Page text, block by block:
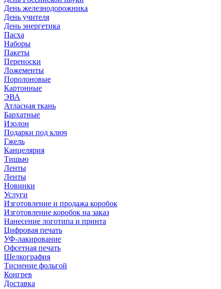
День железнодорожника
День учителя
День энергетика
Пасха
Наборы
Пакеты
Переноски
Ложементы
Поролоновые
Картонные
ЭВА
Атласная ткань
Бархатные
Изолон
Подарки под ключ
Гжель
Канцелярия
Тишью
Ленты
Ленты
Новинки
Услуги
Изготовление и продажа коробок
Изготовление коробок на заказ
Нанесение логотипа и принта
Цифровая печать
УФ-лакирование
Офсетная печать
Шелкография
Тиснение фольгой
Конгрев
Доставка